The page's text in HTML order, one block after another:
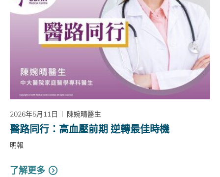
2026年5月11日 陳婉晴醫生
醫路同行：高血壓前期 逆轉最佳時機
明報
了解更多